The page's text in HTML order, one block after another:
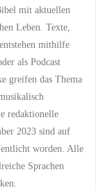
mit aktuellen
Leben. Texte,
mithilfe
als Podcast
greifen das Thema
redaktionelle
2023 sind auf
worden. Alle
Sprachen